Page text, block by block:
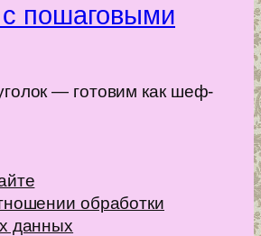
пошаговыми
— готовим как шеф-
обработки
данных